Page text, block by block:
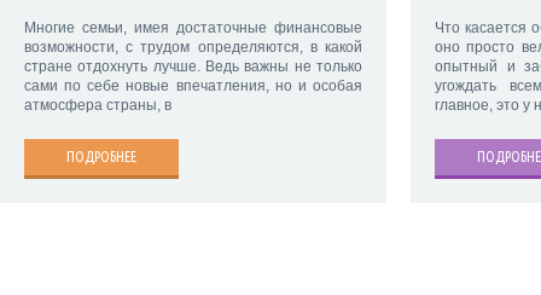
Многие семьи, имея достаточные финансовые
возможности, с трудом определяются, в какой
стране отдохнуть лучше. Ведь важны не только
сами по себе новые впечатления, но и особая
атмосфера страны, в
ПОДРОБНЕЕ
Что касается
оно просто
опытный и
угождать
главное, это у